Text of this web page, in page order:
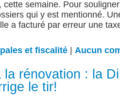
semaine. Pour
qui y est mentionné.
a facturé par erreur une
et fiscalité
Aucun
la rénovation : la
le tir!